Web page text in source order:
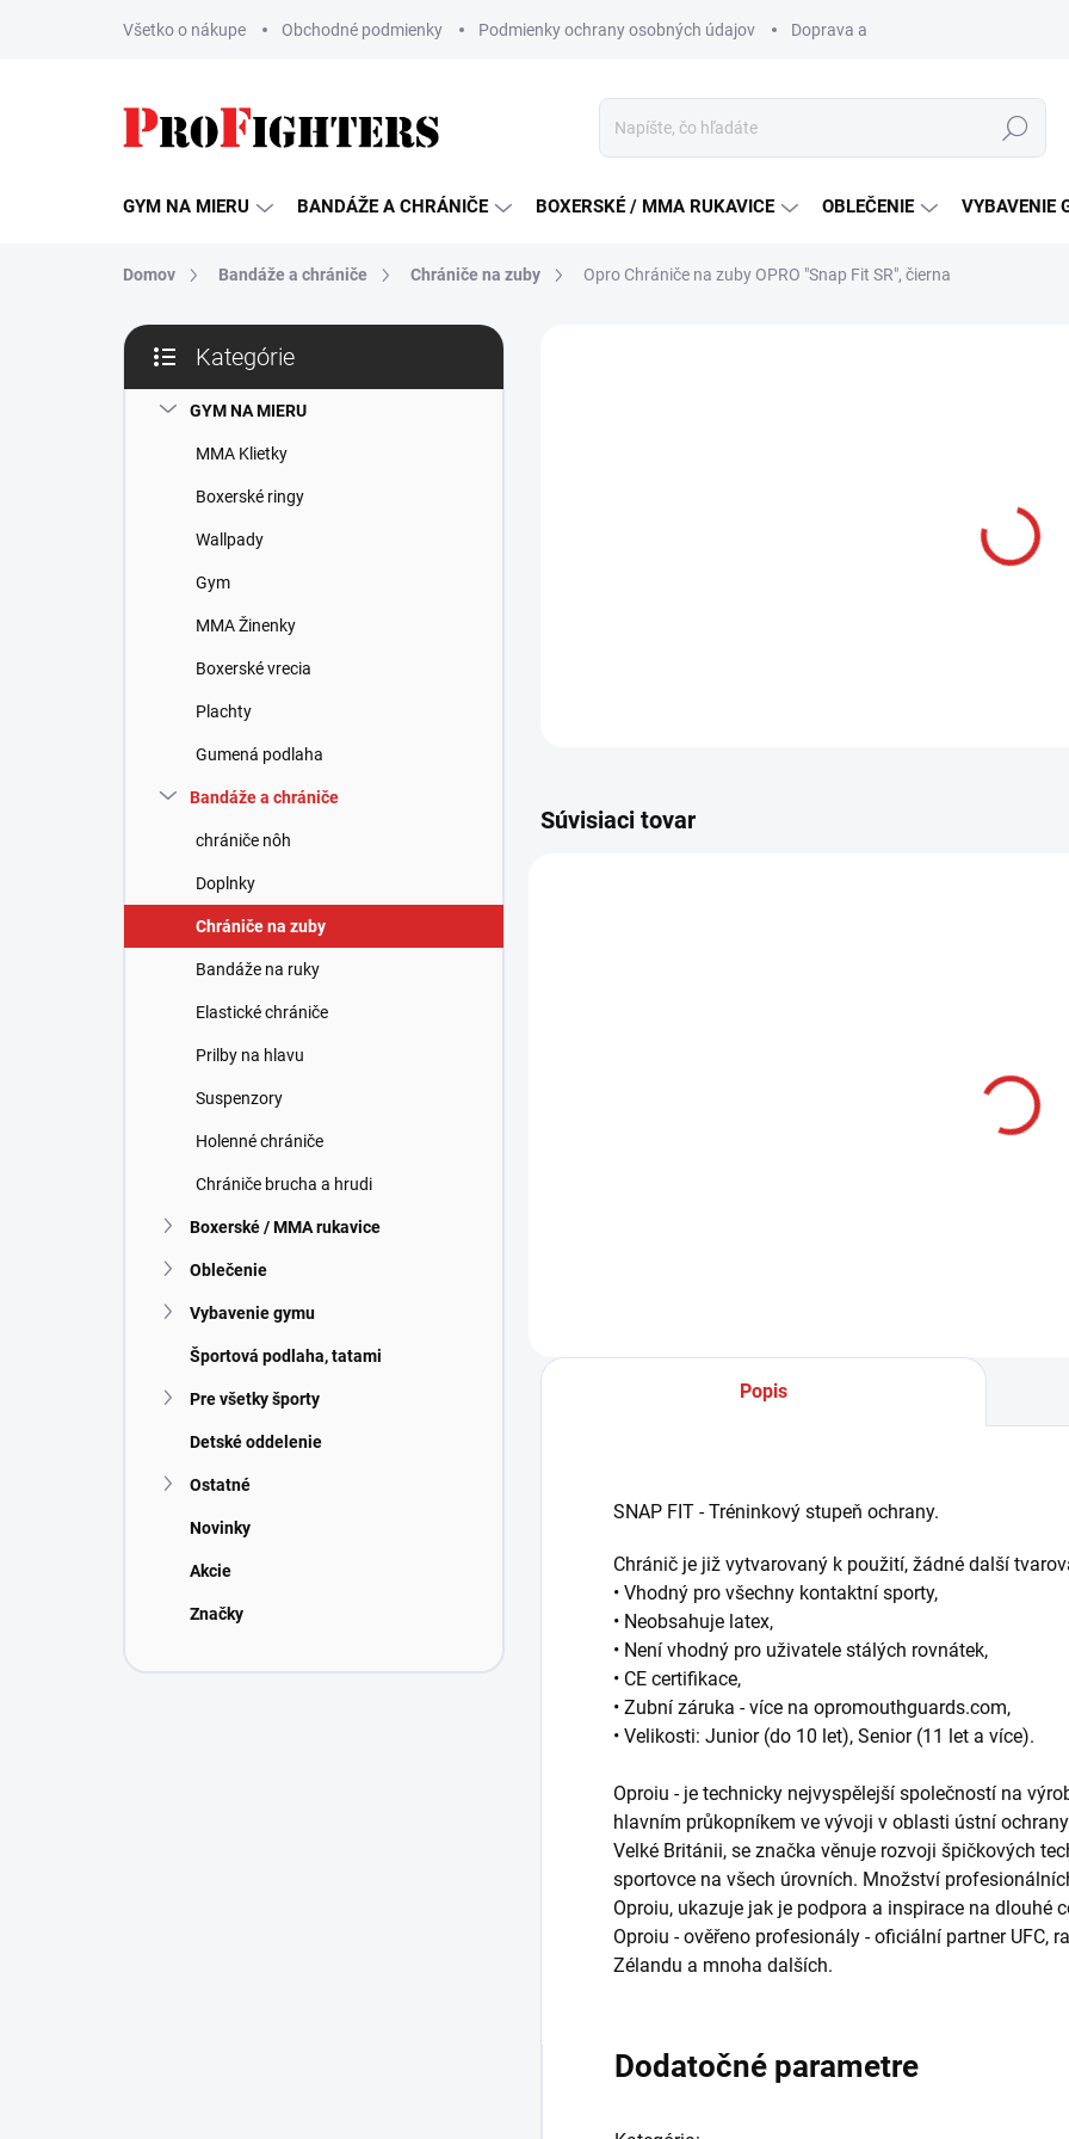
Všetko o nákupe Obchodné podmienky Podmienky ochrany osobných údajov Doprava a platba Všeobecné
Hľadať
GYM NA MIERU BANDÁŽE A CHRÁNIČE BOXERSKÉ / MMA RUKAVICE OBLEČENIE VYBAVENIE
Domov Bandáže a chrániče Chrániče na zuby Opro Chrániče na zuby OPRO "Snap Fit SR", čierna
B
č
kategórie
Kategórie
GYM NA MIERU
MMA Klietky
Boxerské ringy
Wallpady
Gym
MMA Žinenky
Boxerské vrecia
Plachty
Gumená podlaha
Bandáže a chrániče
chrániče nôh
Doplnky
Chrániče na zuby
Bandáže na ruky
Elastické chrániče
Prilby na hlavu
Suspenzory
Holenné chrániče
Chrániče brucha a hrudi
Boxerské / MMA rukavice
Oblečenie
Vybavenie gymu
Športová podlaha, tatami
Pre všetky športy
Detské oddelenie
Ostatné
Novinky
Akcie
Značky
Súvisiaci tovar
Popis
SNAP FIT - Tréninkový stupeň ochrany.
Chránič je již vytvarovaný k použití, žádné další
• Vhodný pro všechny kontaktní sporty,
• Neobsahuje latex,
• Není vhodný pro uživatele stálých rovnátek,
• CE certifikace,
• Zubní záruka - více na opromouthguards.com,
• Velikosti: Junior (do 10 let), Senior (11 let a více).
Oproiu - je technicky nejvyspělejší společností na
hlavním průkopníkem ve vývoji v oblasti ústní
Velké Británii, se značka věnuje rozvoji špičkových
sportovce na všech úrovních. Množství
Oproiu, ukazuje jak je podpora a inspirace na dlouhé
Oproiu - ověřeno profesionály - oficiální partner UFC,
Zélandu a mnoha dalších.
Dodatočné parametre